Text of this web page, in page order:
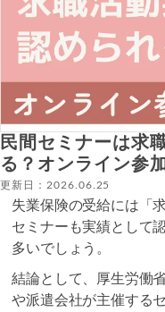
民間セミナーは求
る？オンライン参
更新日：2026.06.25
失業保険の受給には「
セミナーも実績として
多いでしょう。
結論として、厚生労働
や派遣会社が主催する